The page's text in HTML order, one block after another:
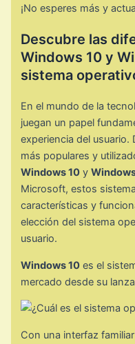
¡No esperes más y
Descubre las
Windows 10 y
sistema
En el mundo de la
juegan un papel
experiencia del
más populares y
Windows 10 y
Microsoft, estos
características y
elección del sistema
usuario.
Windows 10 es el
mercado desde su
Con una interfaz